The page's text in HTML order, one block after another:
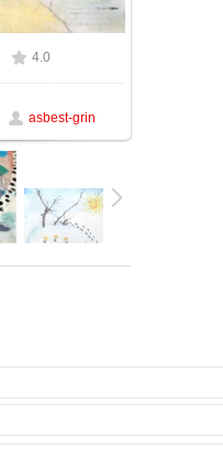
4.0
asbest-grin